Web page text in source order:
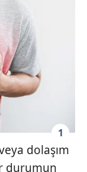
1
dolaşım
durumun